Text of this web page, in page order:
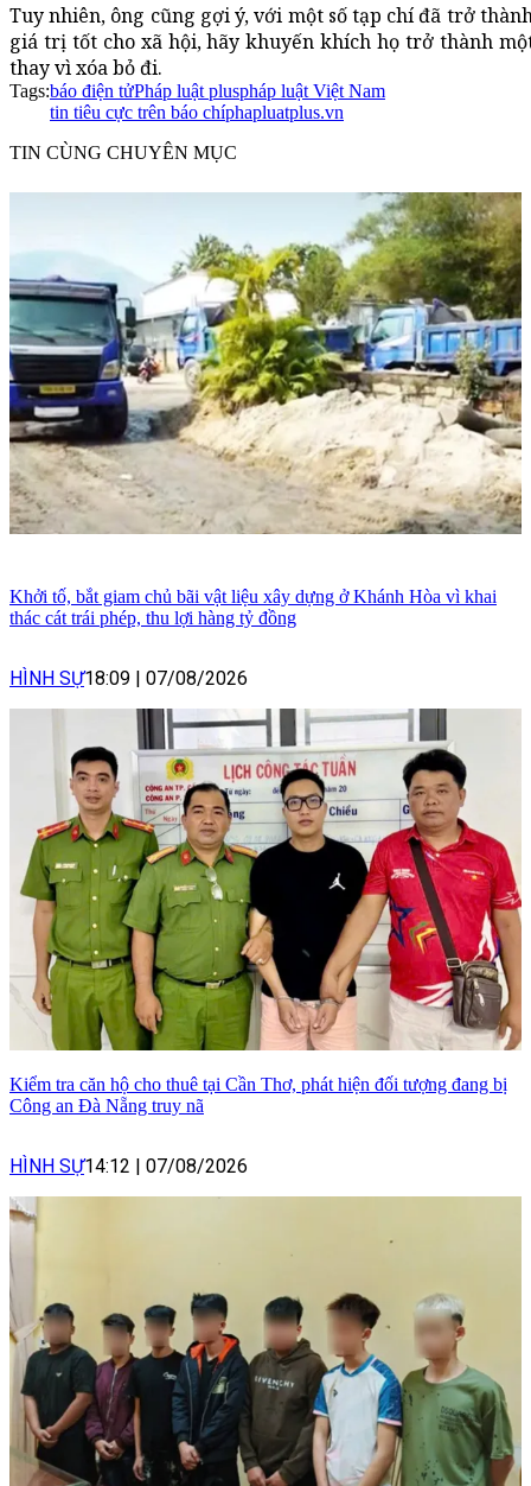
Tuy nhiên, ông cũng gợi ý, với một số tạp chí đã trở
giá trị tốt cho xã hội, hãy khuyến khích họ trở thành
thay vì xóa bỏ đi.
Tags:báo điện tửPháp luật pluspháp luật Việt Nam
tin tiêu cực trên báo chíphapluatplus.vn
TIN CÙNG CHUYÊN MỤC
Khởi tố, bắt giam chủ bãi vật liệu xây dựng ở Khánh Hòa vì khai
thác cát trái phép, thu lợi hàng tỷ đồng
HÌNH SỰ18:09 07/08/2026
Kiểm tra căn hộ cho thuê tại Cần Thơ, phát hiện đối tượng đang bị
Công an Đà Nẵng truy nã
HÌNH SỰ14:12 07/08/2026